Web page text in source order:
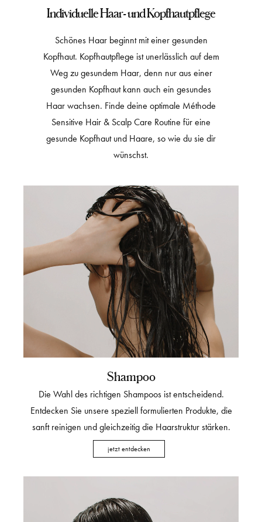
Individuelle Haar- und Kopfhautpflege
Schönes Haar beginnt mit einer gesunden
Kopfhaut. Kopfhautpflege ist unerlässlich auf dem
Weg zu gesundem Haar, denn nur aus einer
gesunden Kopfhaut kann auch ein gesundes
Haar wachsen. Finde deine optimale Méthode
Sensitive Hair & Scalp Care Routine für eine
gesunde Kopfhaut und Haare, so wie du sie dir
wünschst.
Shampoo
Die Wahl des richtigen Shampoos ist entscheidend.
Entdecken Sie unsere speziell formulierten Produkte, die
sanft reinigen und gleichzeitig die Haarstruktur stärken.
jetzt entdecken